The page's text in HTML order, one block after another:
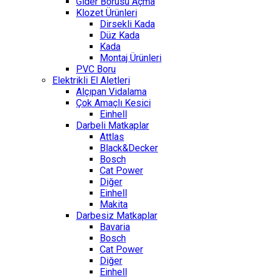
Klozet Ürünleri
Dirsekli Kada
Düz Kada
Kada
Montaj Ürünleri
PVC Boru
Elektrikli El Aletleri
Alçıpan Vidalama
Çok Amaçlı Kesici
Einhell
Darbeli Matkaplar
Attlas
Black&Decker
Bosch
Cat Power
Diğer
Einhell
Makita
Darbesiz Matkaplar
Bavaria
Bosch
Cat Power
Diğer
Einhell